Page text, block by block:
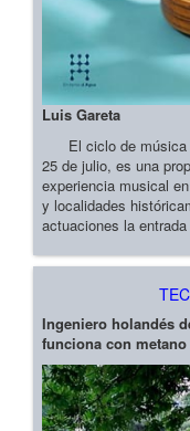
Luis Gareta
El ciclo de música
25 de julio, es una
experiencia musical
y localidades
actuaciones la
Ingeniero holandés
funciona con